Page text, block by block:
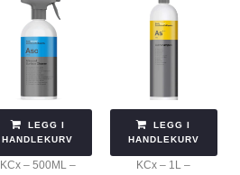
LEGG I
HANDLEKURV
KCx – 500ML –
LEGG I
HANDLEKURV
KCx – 1L –